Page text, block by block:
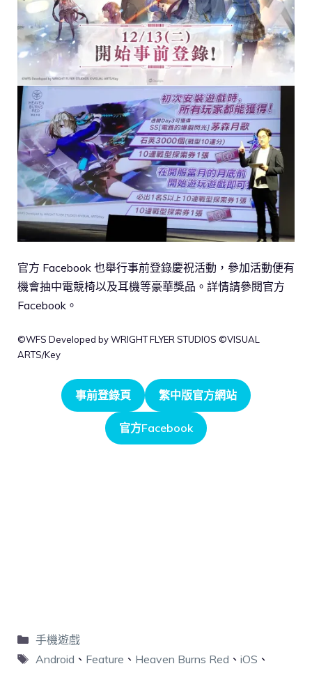
官方 Facebook 也舉行事前登錄慶祝活動，參加活動便有
機會抽中電競椅以及耳機等豪華獎品。詳情請參閱官方
Facebook。
©WFS Developed by WRIGHT FLYER STUDIOS ©VISUAL
ARTS/Key
事前登錄頁 繁中版官方網站
官方Facebook
手機遊戲
Android 、 Feature 、 Heaven Burns Red 、 iOS 、